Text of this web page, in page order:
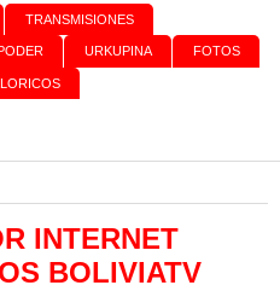
TRANSMISIONES
URKUPINA FOTOS
INTERNET
BOLIVIATV